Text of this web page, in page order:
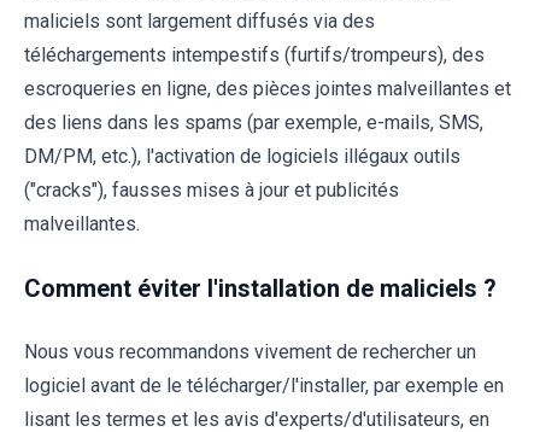
maliciels sont largement diffusés via des
téléchargements intempestifs (furtifs/trompeurs), des
escroqueries en ligne, des pièces jointes malveillantes et
des liens dans les spams (par exemple, e-mails, SMS,
DM/PM, etc.), l'activation de logiciels illégaux outils
("cracks"), fausses mises à jour et publicités
malveillantes.
Comment éviter l'installation de maliciels ?
Nous vous recommandons vivement de rechercher un
logiciel avant de le télécharger/l'installer, par exemple en
lisant les termes et les avis d'experts/d'utilisateurs, en